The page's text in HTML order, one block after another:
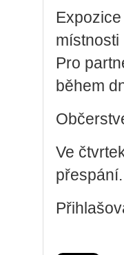
míst­nos­ti
Pro
během
Ve
přespá­ní.